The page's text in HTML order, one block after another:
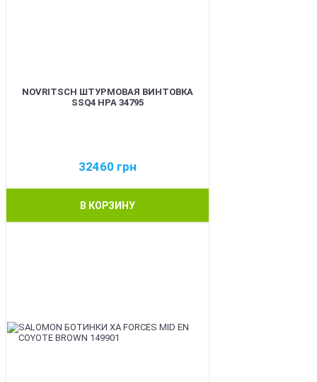
NOVRITSCH ШТУРМОВАЯ ВИНТОВКА
SSQ4 HPA 34795
32460 грн
В КОРЗИНУ